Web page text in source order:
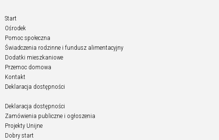
Start
Ośrodek
Pomoc społeczna
Świadczenia rodzinne i fundusz alimentacyjny
Dodatki mieszkaniowe
Przemoc domowa
Kontakt
Deklaracja dostępności
Deklaracja dostępności
Zamówienia publiczne i ogłoszenia
Projekty Unijne
Dobry start